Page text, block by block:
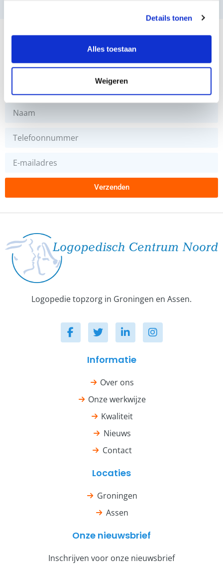
Details tonen
Alles toestaan
Weigeren
Ik wil vrijblijvend gebeld worden
of een afspraak maken
Verzenden
Logopedie topzorg in Groningen en Assen.
Informatie
Over ons
Onze werkwijze
Kwaliteit
Nieuws
Contact
Locaties
Groningen
Assen
Onze nieuwsbrief
Inschrijven voor onze nieuwsbrief